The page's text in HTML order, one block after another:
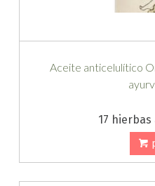
Aceite anticelulítico
17